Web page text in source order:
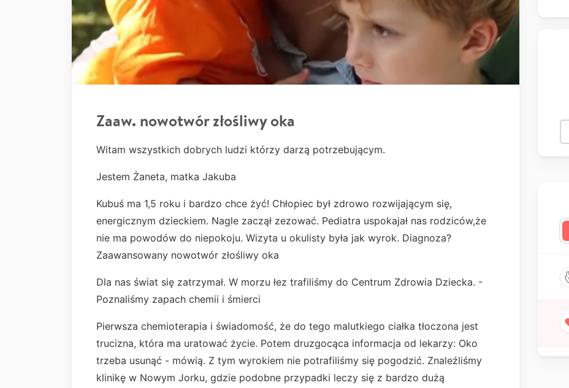
Zaaw. nowotwór złośliwy oka
Witam wszystkich dobrych ludzi którzy darzą potrzebującym.
Jestem Żaneta, matka Jakuba
Kubuś ma 1,5 roku i bardzo chce żyć! Chłopiec był zdrowo rozwijającym się,
energicznym dzieckiem. Nagle zaczął zezować. Pediatra uspokajał nas rodziców,że
nie ma powodów do niepokoju. Wizyta u okulisty była jak wyrok. Diagnoza?
Zaawansowany nowotwór złośliwy oka
Dla nas świat się zatrzymał. W morzu łez trafiliśmy do Centrum Zdrowia Dziecka. -
Poznaliśmy zapach chemii i śmierci
Pierwsza chemioterapia i świadomość, że do tego malutkiego ciałka tłoczona jest
trucizna, która ma uratować życie. Potem druzgocąca informacja od lekarzy: Oko
trzeba usunąć - mówią. Z tym wyrokiem nie potrafiliśmy się pogodzić. Znaleźliśmy
klinikę w Nowym Jorku, gdzie podobne przypadki leczy się z bardzo dużą